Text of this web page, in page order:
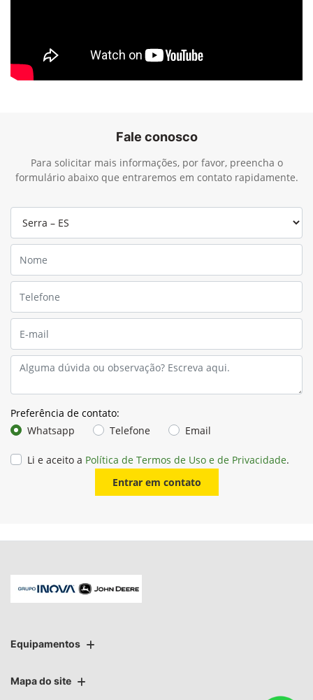
Fale conosco
Para solicitar mais informações, por favor, preencha o
formulário abaixo que entraremos em contato rapidamente.
Preferência de contato:
Whatsapp
Telefone Email
Li e aceito a Política de Termos de Uso e de Privacidade.
Entrar em contato
Equipamentos
Mapa do site